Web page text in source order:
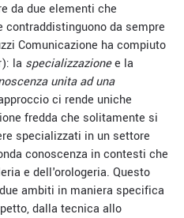
da due elementi che
da sempre
Comunicazione ha compiuto
la specializzazionee la
unita ad una
ci rende uniche
fredda che solitamente si
specializzati in un settore
conoscenza in contesti che
e dell'orologeria. Questo
ambiti in maniera specifica
dalla tecnica allo